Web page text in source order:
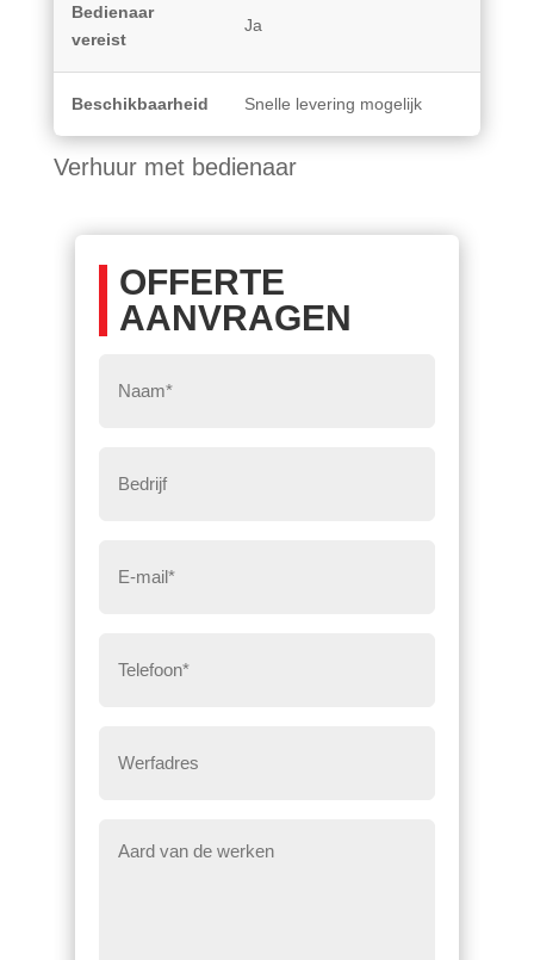
Bedienaar
vereist
Ja
Beschikbaarheid Snelle levering mogelijk
Verhuur met bedienaar
OFFERTE
AANVRAGEN